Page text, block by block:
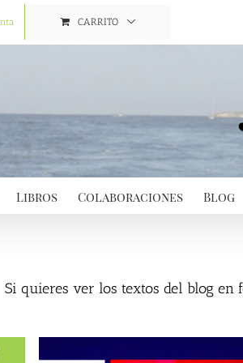
CARRITO
Libros Colaboraciones Blog
Si quieres ver los textos del blog en